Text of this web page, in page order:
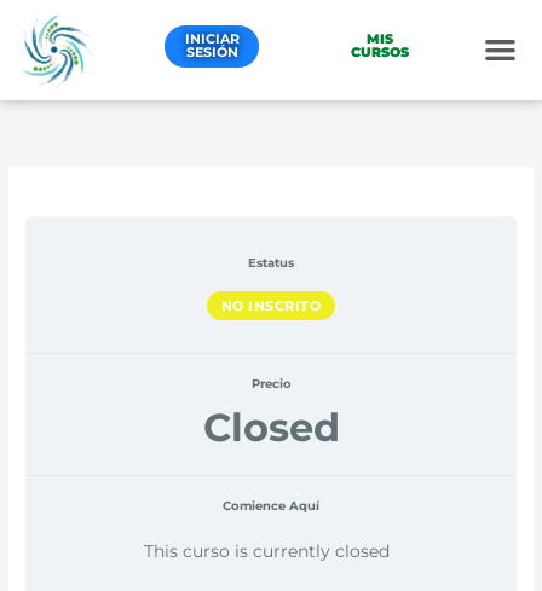
contenido
INICIAR
SESIÓN
MIS
CURSOS
Estatus
NO INSCRITO
Precio
Closed
Comience Aquí
This curso is currently closed